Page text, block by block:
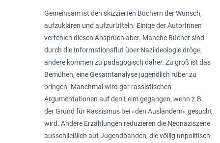
Gemeinsam ist den skizzierten Büchern der Wunsch,
aufzuklären und aufzurütteln. Einige der AutorInnen
verfehlen diesen Anspruch aber. Manche Bücher sind
durch die Informationsflut über Naziideologie dröge,
andere kommen zu pädagogisch daher. Zu groß ist das
Bemühen, eine Gesamtanalyse jugendlich rüber zu
bringen. Manchmal wird gar rassistischen
Argumentationen auf den Leim gegangen, wenn z.B.
der Grund für Rassismus bei »den Ausländern« gesucht
wird. Andere Erzählungen reduzieren die Neonaziszene
ausschließlich auf Jugendbanden, die völlig unpolitisch